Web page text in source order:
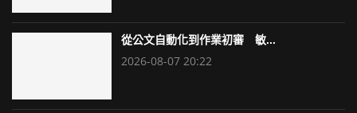
從公文自動化到作業初審 敏...
2026-08-07 20:22